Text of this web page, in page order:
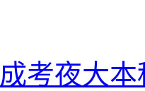
考夜大